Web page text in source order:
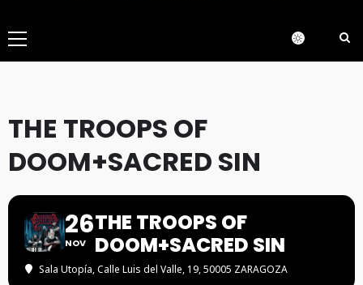
Menú
principal
THE TROOPS OF
DOOM+SACRED SIN
26
NOV
THE TROOPS OF
DOOM+SACRED SIN
Sala Utopía, Calle Luis del Valle, 19, 50005 ZARAGOZA